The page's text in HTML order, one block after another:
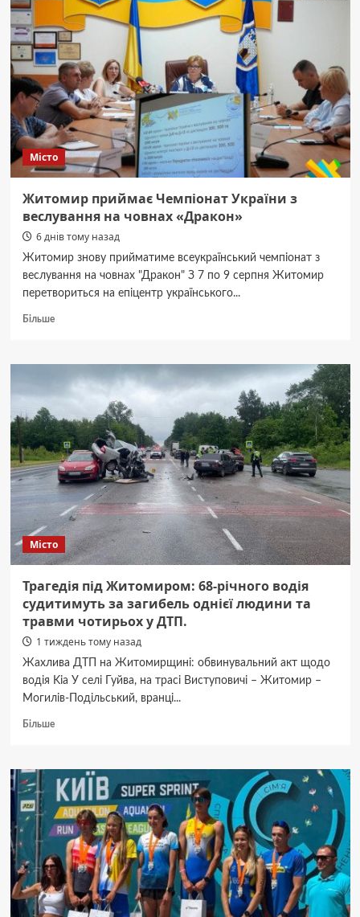
серпня
зафіксовано
новий
температурний
максимум.
Місто
Житомир приймає Чемпіонат України з
веслування на човнах «Дракон»
6 днів тому назад
Житомир знову прийматиме всеукраїнський чемпіонат з
веслування на човнах "Дракон" З 7 по 9 серпня Житомир
перетвориться на епіцентр українського...
БільшеДокладніше
приймає
Чемпіонат
веслування
на
човнах
«Дракон»
Місто
Трагедія під Житомиром: 68-річного водія
судитимуть за загибель однієї людини та
травми чотирьох у ДТП.
1 тиждень тому назад
Жахлива ДТП на Житомирщині: обвинувальний акт щодо
водія Kia У селі Гуйва, на трасі Виступовичі – Житомир –
Могилів-Подільський, вранці...
БільшеДокладніше
під
Житомиром:
68-
річного
водія
судитимуть
за
загибель
однієї
людини